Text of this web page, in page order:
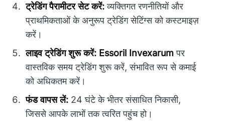
ट्रेडिंग पैरामीटर सेट करें:व्यक्तिगत रणनीतियों और
प्राथमिकताओं के अनुरूप ट्रेडिंग सेटिंग्स को कस्टमाइज़
करें।
लाइव ट्रेडिंग शुरू करें: Essoril Invexarum पर
वास्तविक समय ट्रेडिंग शुरू करें, संभावित रूप से कमाई
को अधिकतम करें।
फंड वापस लें: 24 घंटे के भीतर संसाधित निकासी,
जिससे आपके लाभों तक त्वरित पहुंच हो।